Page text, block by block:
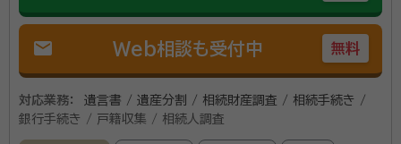
mail Web相談も受付中 無料
対応業務：
遺言書 / 遺産分割 / 相続財産調査 / 相続手続き /
銀行手続き / 戸籍収集 / 相続人調査